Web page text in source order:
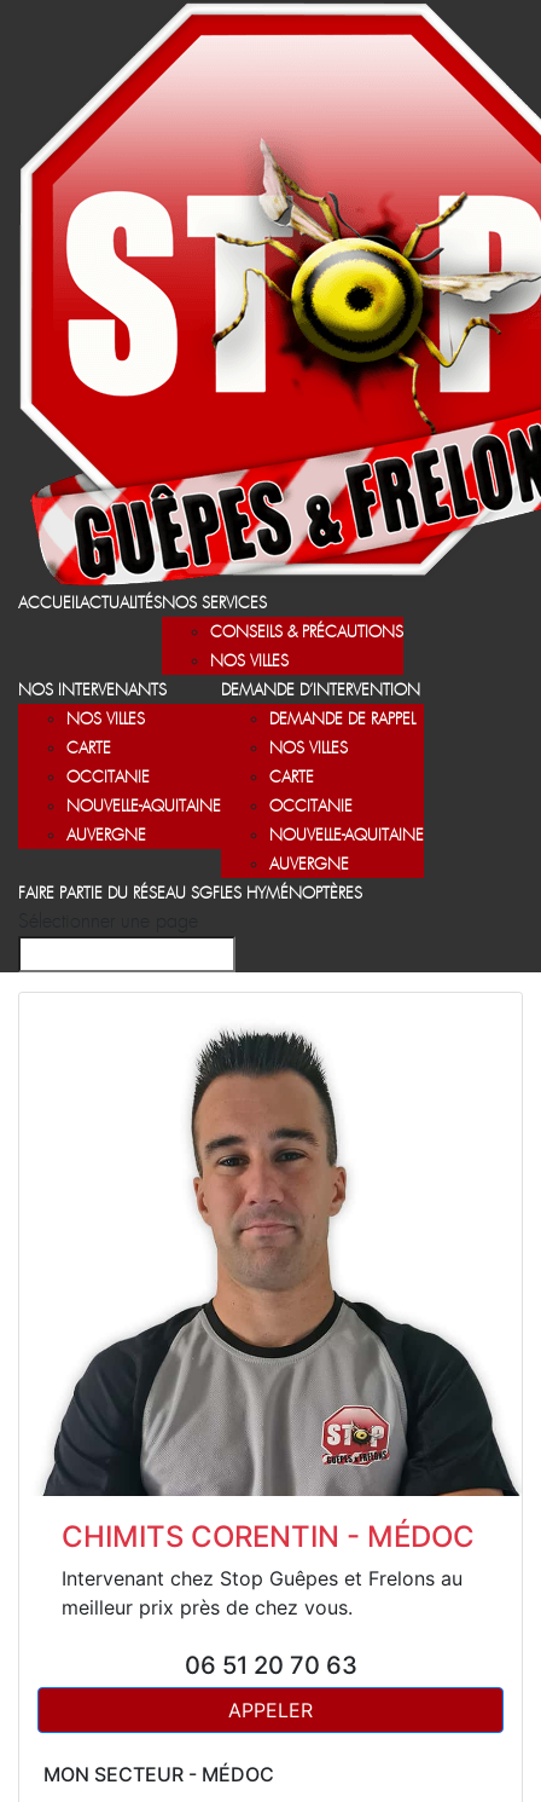
ACCUEILACTUALITÉSNOS SERVICES
CONSEILS & PRÉCAUTIONS
NOS VILLES
NOS INTERVENANTS
NOS VILLES
CARTE
OCCITANIE
NOUVELLE-AQUITAINE
AUVERGNE
DEMANDE D’INTERVENTION
DEMANDE DE RAPPEL
NOS VILLES
CARTE
OCCITANIE
NOUVELLE-AQUITAINE
AUVERGNE
FAIRE PARTIE DU RÉSEAU SGFLES HYMÉNOPTÈRES
CHIMITS CORENTIN - MÉDOC
Intervenant chez Stop Guêpes et Frelons au
meilleur prix près de chez vous.
06 51 20 70 63
APPELER
MON SECTEUR - MÉDOC